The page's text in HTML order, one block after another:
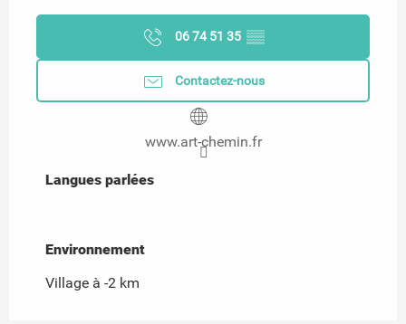
06 74 51 35 ▒▒
Contactez-nous
www.art-chemin.fr
Langues parlées
Langues parlées
Environnement
Environnement
Village à -2 km